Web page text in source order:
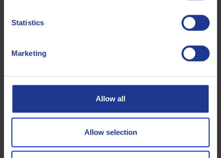
Statistics
Marketing
Allow all
Allow selection
Q8 Rossini G 220
Lebensmittelverträglich